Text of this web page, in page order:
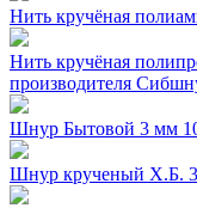
Нить кручёная
Нить кручёная
производителя
Шнур Бытовой 3 мм
Шнур крученый Х.Б.